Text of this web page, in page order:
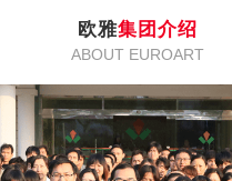
欧雅集团介绍
ABOUT EUROART